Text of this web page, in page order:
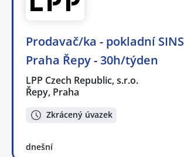
Prodavač/ka - pokladní
Praha Řepy - 30h/týden
LPP Czech Republic, s.r.o.
Řepy, Praha
Zkrácený úvazek
dnešní